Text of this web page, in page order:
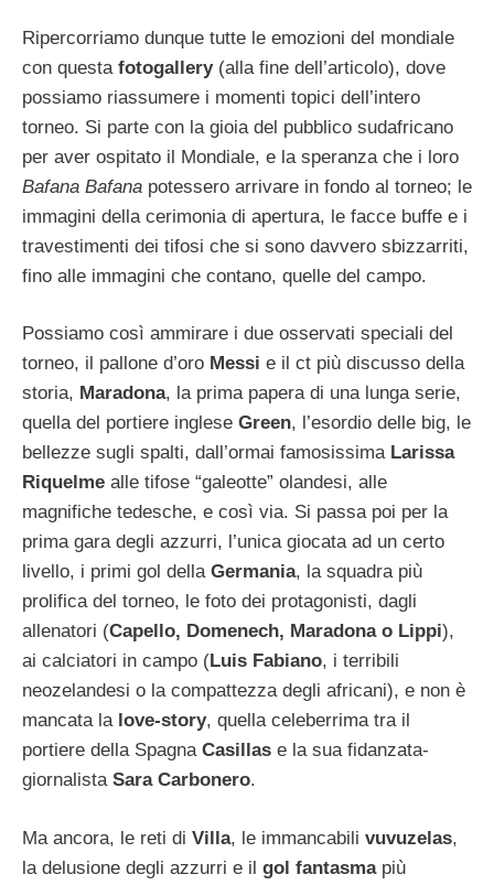
Ripercorriamo dunque tutte le emozioni del mondiale
con questa fotogallery(alla fine dell’articolo), dove
possiamo riassumere i momenti topici dell’intero
torneo. Si parte con la gioia del pubblico sudafricano
per aver ospitato il Mondiale, e la speranza che i loro
Bafana Bafana potessero arrivare in fondo al torneo; le
immagini della cerimonia di apertura, le facce buffe e i
travestimenti dei tifosi che si sono davvero sbizzarriti,
fino alle immagini che contano, quelle del campo.
Possiamo così ammirare i due osservati speciali del
torneo, il pallone d’oro Messi e il ct più discusso della
storia, Maradona, la prima papera di una lunga serie,
quella del portiere inglese Green, l’esordio delle big, le
bellezze sugli spalti, dall’ormai famosissima Larissa
Riquelme alle tifose “galeotte” olandesi, alle
magnifiche tedesche, e così via. Si passa poi per la
prima gara degli azzurri, l’unica giocata ad un certo
livello, i primi gol della Germania, la squadra più
prolifica del torneo, le foto dei protagonisti, dagli
allenatori (Capello, Domenech, Maradona o Lippi),
ai calciatori in campo (Luis Fabiano, i terribili
neozelandesi o la compattezza degli africani), e non è
mancata la love-story, quella celeberrima tra il
portiere della Spagna Casillas e la sua fidanzata-
giornalista Sara Carbonero.
Ma ancora, le reti di Villa, le immancabili vuvuzelas,
la delusione degli azzurri e il gol fantasmapiù